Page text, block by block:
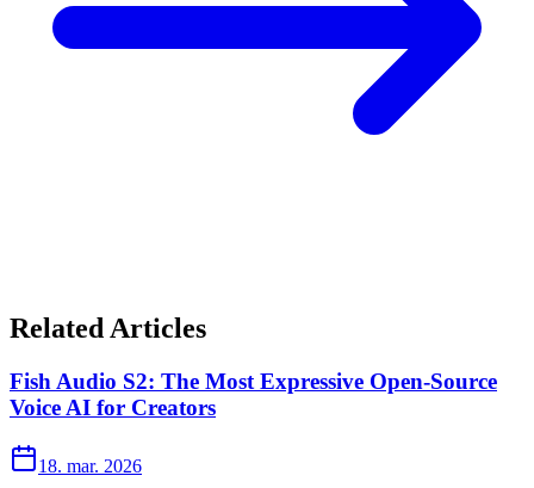
Related Articles
Fish Audio S2: The Most Expressive Open-Source
Voice AI for Creators
18. mar. 2026